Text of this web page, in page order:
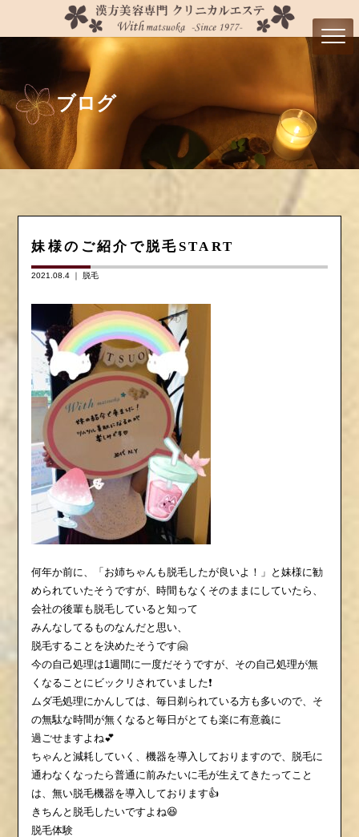
ブログ
妹様のご紹介で脱毛START
2021.08.4 ｜ 脱毛
何年か前に、「お姉ちゃんも脱毛したが良いよ！」と妹様に勧
められていたそうですが、時間もなくそのままにしていたら、
会社の後輩も脱毛していると知って
みんなしてるものなんだと思い、
脱毛することを決めたそうです🤗
今の自己処理は1週間に一度だそうですが、その自己処理が無
くなることにビックリされていました❗️
ムダ毛処理にかんしては、毎日剃られている方も多いので、そ
の無駄な時間が無くなると毎日がとても楽に有意義に
過ごせますよね💕
ちゃんと減耗していく、機器を導入しておりますので、脱毛に
通わなくなったら普通に前みたいに毛が生えてきたってこと
は、無い脱毛機器を導入しております👍
きちんと脱毛したいですよね😆
脱毛体験